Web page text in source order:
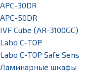
APC-30DR
APC-50DR
IVF Cube (AR-3100GC)
Labo С-ТОР
Labo С-ТОР Safe Sens
Ламинарные шкафы